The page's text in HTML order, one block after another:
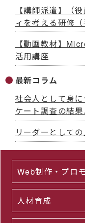
【講師派遣】（
ィを考える研修（
【動画教材】
活用講座
最新コラム
社会人として身
ケート調査の結果
リーダーとして
Web制作・プロ
人材育成